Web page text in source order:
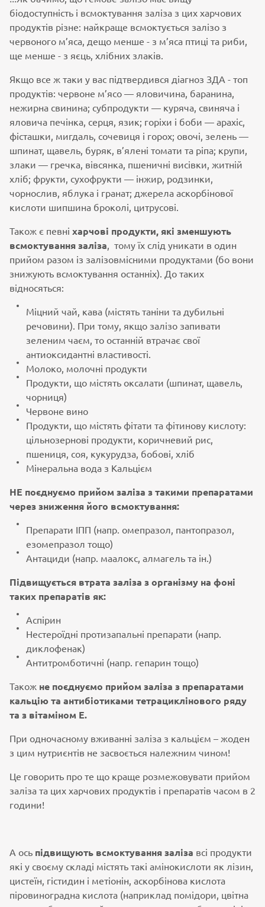
біодоступність і всмоктування заліза з цих харчових
продуктів різне: найкраще всмоктується залізо з
червоного м’яса, дещо менше - з м’яса птиці та риби,
ще менше - з яєць, хлібних злаків.
Якщо все ж таки у вас підтвердився діагноз ЗДА - топ
продуктів: червоне м’ясо — яловичина, баранина,
нежирна свинина; субпродукти — куряча, свиняча і
яловича печінка, серця, язик; горіхи і боби — арахіс,
фісташки, мигдаль, сочевиця і горох; овочі, зелень —
шпинат, щавель, буряк, в’ялені томати та ріпа; крупи,
злаки — гречка, вівсянка, пшеничні висівки, житній
хліб; фрукти, сухофрукти — інжир, родзинки,
чорнослив, яблука і гранат; джерела аскорбінової
кислоти шипшина броколі, цитрусові.
Також є певні харчові продукти, які зменшують
всмоктування заліза, тому їх слід уникати в один
прийом разом із залізовмісними продуктами (бо вони
знижують всмоктування останніх). До таких
відносяться:
Міцний чай, кава (містять таніни та дубильні
речовини). При тому, якщо залізо запивати
зеленим чаєм, то останній втрачає свої
антиоксидантні властивості.
Молоко, молочні продукти
Продукти, що містять оксалати (шпинат, щавель,
чорниця)
Червоне вино
Продукти, що містять фітати та фітинову кислоту:
цільнозернові продукти, коричневий рис,
пшениця, соя, кукурудза, бобові, хліб
Мінеральна вода з Кальцієм
НЕ поєднуємо прийом заліза з такими препаратами
через зниження його всмоктування:
Препарати ІПП (напр. омепразол, пантопразол,
езомепразол тощо)
Антациди (напр. маалокс, алмагель та ін.)
Підвищується втрата заліза з організму на фоні
таких препаратів як:
Аспірин
Нестероїдні протизапальні препарати (напр.
диклофенак)
Антитромботичні (напр. гепарин тощо)
Також не поєднуємо прийом заліза з препаратами
кальцію та антибіотиками тетрациклінового ряду
та з вітаміном Е.
При одночасному вживанні заліза з кальцієм – жоден
з цим нутриєнтів не засвоється належним чином!
Це говорить про те що краще розмежовувати прийом
заліза та цих харчових продуктів і препаратів часом в 2
години!
А ось підвищують всмоктування заліза всі продукти
які у своєму складі містять такі амінокислоти як лізин,
цистеїн, гістидин і метіонін, аскорбінова кислота
піровиноградна кислота (наприклад помідори, цвітна